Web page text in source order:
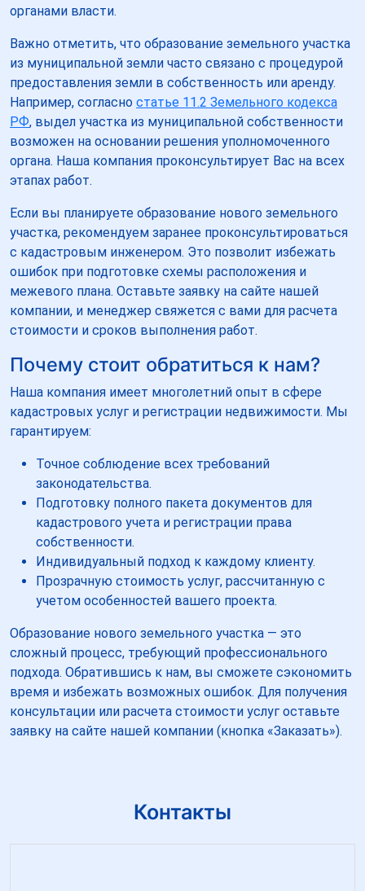
органами власти.
Важно отметить, что образование земельного участка
из муниципальной земли часто связано с процедурой
предоставления земли в собственность или аренду.
Например, согласно статье 11.2 Земельного кодекса
РФ, выдел участка из муниципальной собственности
возможен на основании решения уполномоченного
органа. Наша компания проконсультирует Вас на всех
этапах работ.
Если вы планируете образование нового земельного
участка, рекомендуем заранее проконсультироваться
с кадастровым инженером. Это позволит избежать
ошибок при подготовке схемы расположения и
межевого плана. Оставьте заявку на сайте нашей
компании, и менеджер свяжется с вами для расчета
стоимости и сроков выполнения работ.
Почему стоит обратиться к нам?
Наша компания имеет многолетний опыт в сфере
кадастровых услуг и регистрации недвижимости. Мы
гарантируем:
Точное соблюдение всех требований
законодательства.
Подготовку полного пакета документов для
кадастрового учета и регистрации права
собственности.
Индивидуальный подход к каждому клиенту.
Прозрачную стоимость услуг, рассчитанную с
учетом особенностей вашего проекта.
Образование нового земельного участка — это
сложный процесс, требующий профессионального
подхода. Обратившись к нам, вы сможете сэкономить
время и избежать возможных ошибок. Для получения
консультации или расчета стоимости услуг оставьте
заявку на сайте нашей компании (кнопка «Заказать»).
Контакты